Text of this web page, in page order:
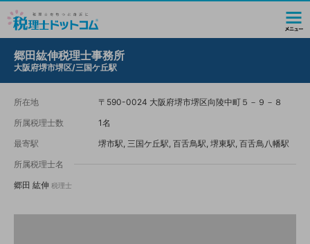
郷田紘伸税理士事務所
大阪府堺市堺区/三国ケ丘駅
所在地
〒590-0024 大阪府堺市堺区向陵中町５－９－８
所属税理士数
1名
最寄駅
堺市駅, 三国ケ丘駅, 百舌鳥駅, 堺東駅, 百舌鳥八幡駅
所属税理士名
郷田 紘伸 税理士